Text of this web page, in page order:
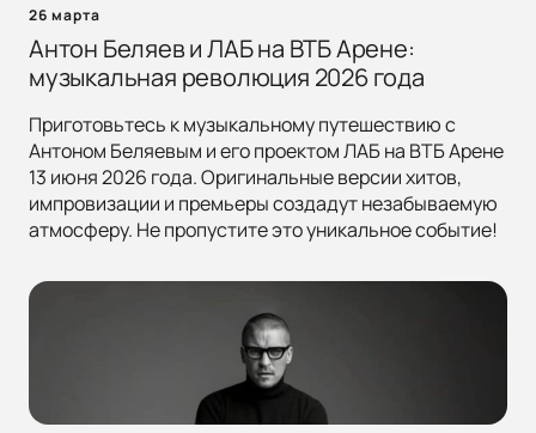
26 марта
Антон Беляев и ЛАБ на ВТБ Арене:
музыкальная революция 2026 года
Приготовьтесь к музыкальному путешествию с
Антоном Беляевым и его проектом ЛАБ на ВТБ Арене
13 июня 2026 года. Оригинальные версии хитов,
импровизации и премьеры создадут незабываемую
атмосферу. Не пропустите это уникальное событие!